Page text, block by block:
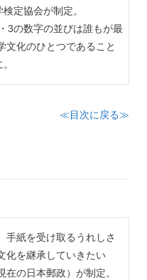
定協会が制定。
3の数字の並びは誰もが最
文化のひとつであること
≪目次に戻る≫
手紙を受け取るうれしさ
化を継承していきたい
在の日本郵政）が制定。